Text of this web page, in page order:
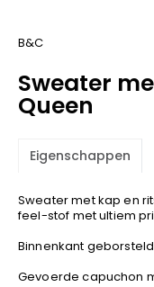
Promodoro
Result
Safety Jogger
Shugon
Spiro
Stanley/Stella
B&C
Sweater
Queen
Eigenschappen
Sweater met kap en
feel-stof met ultiem
Binnenkant geborsteld
Gevoerde capuchon